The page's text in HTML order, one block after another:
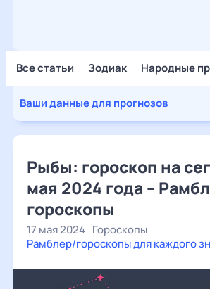
Все статьи Зодиак Народные
Ваши данные для прогнозов
Рыбы: гороскоп на
мая 2024 года –
гороскопы
17 мая 2024 Гороскопы
Рамблер/гороскопы для каждого